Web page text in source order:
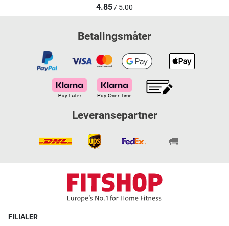
4.85/ 5.00
Betalingsmåter
Leveransepartner
FILIALER